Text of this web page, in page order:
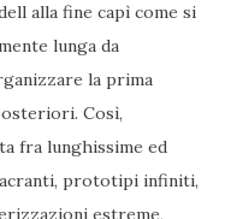
alla fine capì come si
lunga da
la prima
Così,
fra lunghissime ed
prototipi infiniti,
estreme,